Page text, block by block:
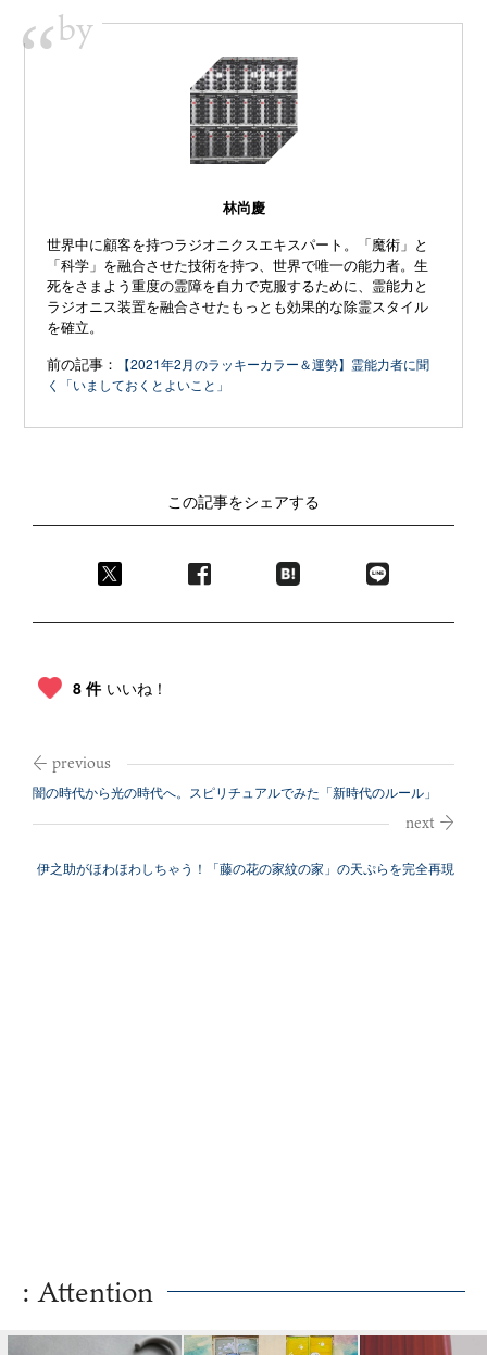
“by
林尚慶
世界中に顧客を持つラジオニクスエキスパート。「魔術」と
「科学」を融合させた技術を持つ、世界で唯一の能力者。生
死をさまよう重度の霊障を自力で克服するために、霊能力と
ラジオニス装置を融合させたもっとも効果的な除霊スタイル
を確立。
前の記事：
【2021年2月のラッキーカラー＆運勢】霊能力者に聞
く「いましておくとよいこと」
この記事をシェアする
8 件 いいね！
闇の時代から光の時代へ。スピリチュアルでみた「新時代のルール」
伊之助がほわほわしちゃう！「藤の花の家紋の家」の天ぷらを完全再現
: Attention